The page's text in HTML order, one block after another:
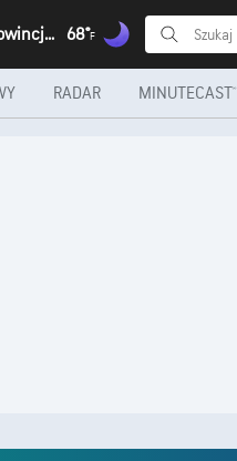
Chiange, Prowincja Huíla 68°F
RADAR MINUTECAST®